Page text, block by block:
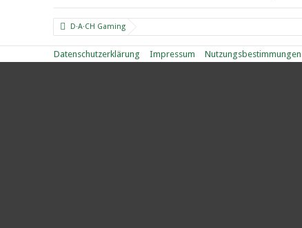
D·A·CH Gaming
Datenschutzerklärung Impressum Nutzungsbestimmungen